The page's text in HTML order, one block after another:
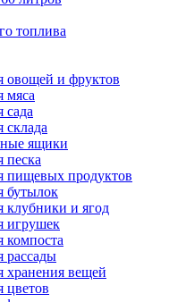
топлива
овощей и фруктов
мяса
ящики
песка
пищевых продуктов
бутылок
клубники и ягод
игрушек
рассады
хранения вещей
цветов